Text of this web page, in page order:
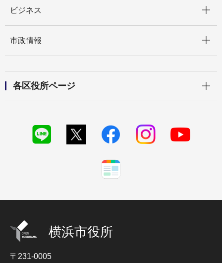
ビジネス
市政情報
各区役所ページ
横浜市役所
〒231-0005